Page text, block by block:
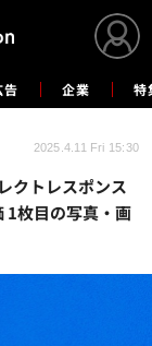
告 企業 特
クトレスポンス
1枚目の写真・画
2025.4.11 Fri 15:30